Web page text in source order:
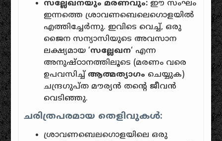
സല്ലേഖനയും മരണവും: ഈ സംഘം
ഇന്നത്തെ ശ്രാവണബെലെഗൊളയിൽ
എത്തിച്ചേർന്നു. ഇവിടെ വെച്ച്, ഒരു
ജൈന സന്യാസിയുടെ അവസാന
ലക്ഷ്യമായ ‘സല്ലേഖന‘ എന്ന
അനുഷ്ഠാനത്തിലൂടെ (മരണം വരെ
ഉപവസിച്ച് ആത്മത്യാഗം ചെയ്യുക)
ചന്ദ്രഗുപ്ത മൗര്യൻ തന്റെ ജീവൻ
വെടിഞ്ഞു.
ചരിത്രപരമായ തെളിവുകൾ:
ശ്രാവണബെലഗൊളയിലെ ഒരു